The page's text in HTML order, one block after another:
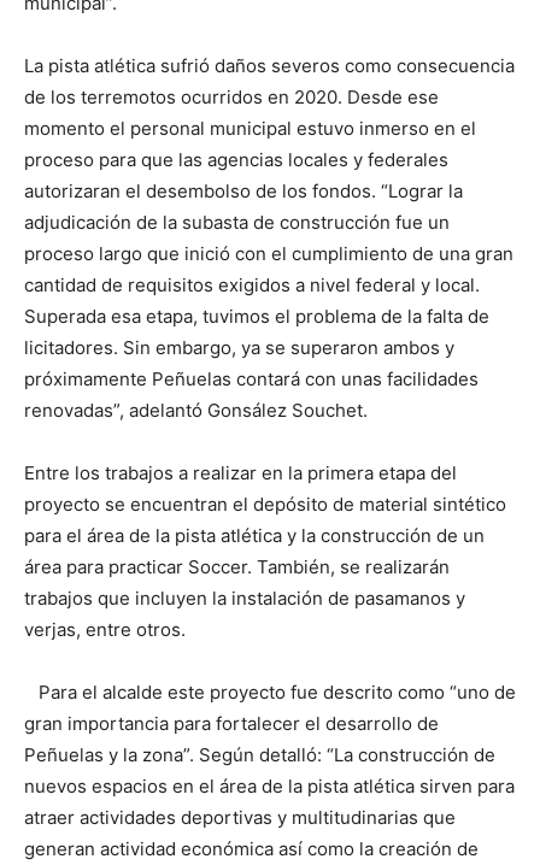
La pista atlética sufrió daños severos como consecuencia
de los terremotos ocurridos en 2020. Desde ese
momento el personal municipal estuvo inmerso en el
proceso para que las agencias locales y federales
autorizaran el desembolso de los fondos. “Lograr la
adjudicación de la subasta de construcción fue un
proceso largo que inició con el cumplimiento de una gran
cantidad de requisitos exigidos a nivel federal y local.
Superada esa etapa, tuvimos el problema de la falta de
licitadores. Sin embargo, ya se superaron ambos y
próximamente Peñuelas contará con unas facilidades
renovadas”, adelantó Gonsález Souchet.
Entre los trabajos a realizar en la primera etapa del
proyecto se encuentran el depósito de material sintético
para el área de la pista atlética y la construcción de un
área para practicar Soccer. También, se realizarán
trabajos que incluyen la instalación de pasamanos y
verjas, entre otros.
Para el alcalde este proyecto fue descrito como “uno de
gran importancia para fortalecer el desarrollo de
Peñuelas y la zona”. Según detalló: “La construcción de
nuevos espacios en el área de la pista atlética sirven para
atraer actividades deportivas y multitudinarias que
generan actividad económica así como la creación de